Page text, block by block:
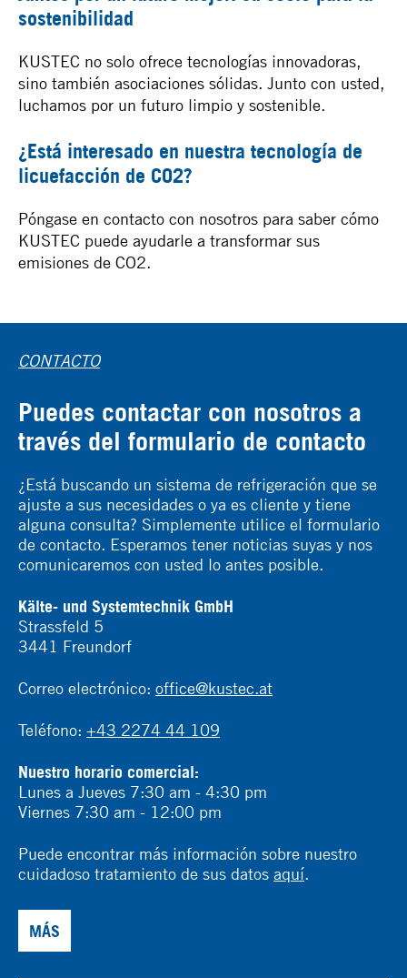
sostenibilidad
KUSTEC no solo ofrece tecnologías innovadoras,
sino también asociaciones sólidas. Junto con usted,
luchamos por un futuro limpio y sostenible.
¿Está interesado en nuestra tecnología de
licuefacción de CO2?
Póngase en contacto con nosotros para saber cómo
KUSTEC puede ayudarle a transformar sus
emisiones de CO2.
CONTACTO
Puedes contactar con nosotros a
través del formulario de contacto
¿Está buscando un sistema de refrigeración que se
ajuste a sus necesidades o ya es cliente y tiene
alguna consulta? Simplemente utilice el formulario
de contacto. Esperamos tener noticias suyas y nos
comunicaremos con usted lo antes posible.
Kälte- und Systemtechnik GmbH
Strassfeld 5
3441 Freundorf
Correo electrónico: office@kustec.at
Teléfono: +43 2274 44 109
Nuestro horario comercial:
Lunes a Jueves 7:30 am - 4:30 pm
Viernes 7:30 am - 12:00 pm
Puede encontrar más información sobre nuestro
cuidadoso tratamiento de sus datos aquí.
MÁS